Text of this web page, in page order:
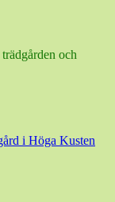
och
i Höga Kusten